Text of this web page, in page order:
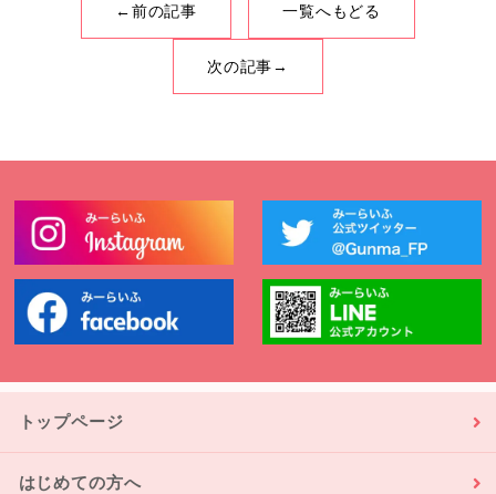
←前の記事 一覧へもどる
次の記事→
トップページ
はじめての方へ